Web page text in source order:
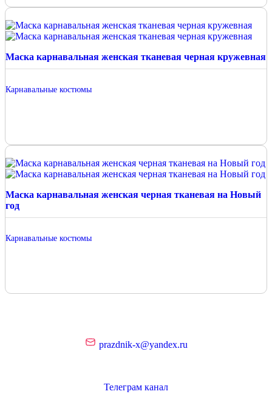
Маска карнавальная женская тканевая черная кружевная
Карнавальные костюмы
Маска карнавальная женская черная тканевая на Новый
год
Карнавальные костюмы
prazdnik-x@yandex.ru
Телеграм канал